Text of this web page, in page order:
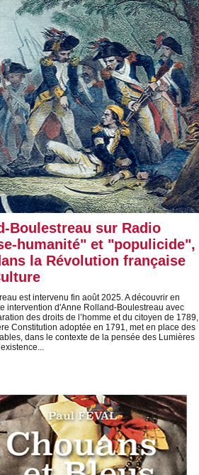
Boulestreau sur Radio
humanité" et "populicide",
la Révolution française
est intervenu fin août 2025. A découvrir en
intervention d'Anne Rolland-Boulestreau avec
des droits de l’homme et du citoyen de 1789,
Constitution adoptée en 1791, met en place des
dans le contexte de la pensée des Lumières